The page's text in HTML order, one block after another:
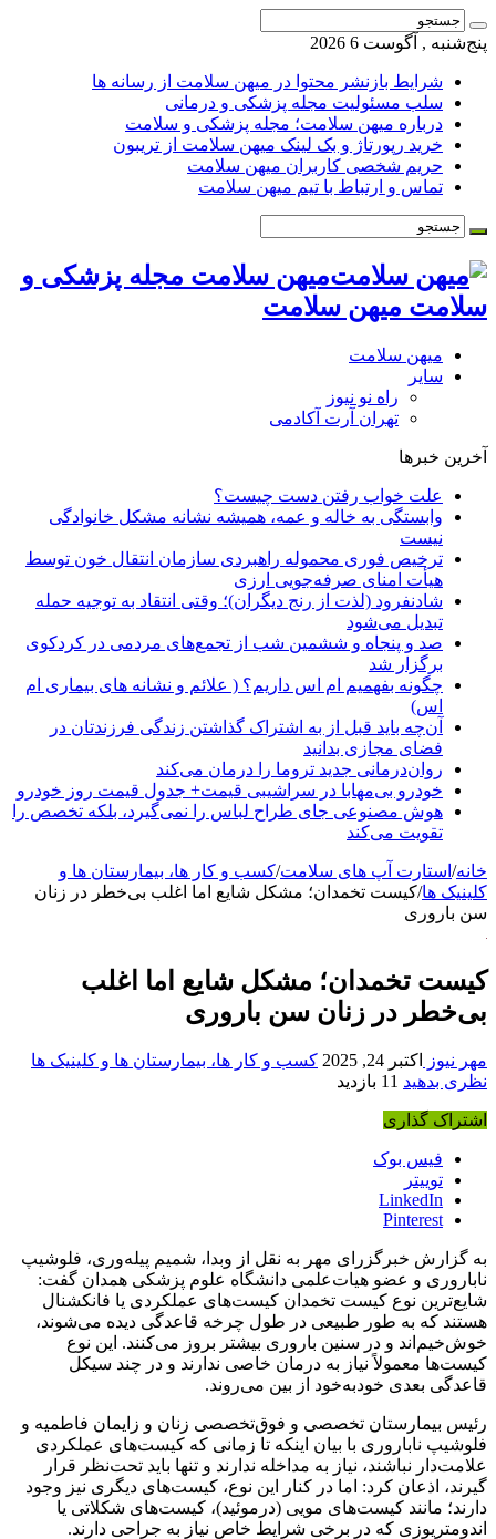
پنج‌شنبه , آگوست 6 2026
شرایط بازنشر محتوا در میهن سلامت از رسانه ها
سلب مسئولیت مجله پزشکی و درمانی
درباره میهن سلامت؛ مجله پزشکی و سلامت
خرید رپورتاژ و بک لینک میهن سلامت از تریبون
حریم شخصی کاربران میهن سلامت
تماس و ارتباط با تیم میهن سلامت
میهن سلامت مجله پزشکی و
سلامت میهن سلامت
میهن سلامت
سایر
راه نو نیوز
تهران آرت آکادمی
آخرین خبرها
علت خواب رفتن دست چیست؟
وابستگی به خاله و عمه، همیشه نشانه مشکل خانوادگی
نیست
ترخیص فوری محموله راهبردی سازمان انتقال خون توسط
هیأت امنای صرفه‌جویی ارزی
شادنفرود (لذت از رنج دیگران)؛ وقتی انتقاد به توجیه حمله
تبدیل می‌شود
صد و پنجاه‌ و ششمین شب از تجمع‌های مردمی در کردکوی
برگزار شد
چگونه بفهمیم ام اس داریم؟ ( علائم و نشانه های بیماری ام
اس)
آن‌چه باید قبل از به اشتراک گذاشتن زندگی فرزندتان در
فضای مجازی بدانید
روان‌درمانی جدید تروما را درمان می‌کند
خودرو بی‌مهابا در سراشیبی قیمت+ جدول قیمت روز خودرو
هوش مصنوعی جای طراح لباس را نمی‌گیرد، بلکه تخصص را
تقویت می‌کند
خانه/ استارت آپ های سلامت/کسب و کار ها، بیمارستان ها و
کلینیک ها/کیست تخمدان؛ مشکل شایع اما اغلب بی‌خطر در زنان
سن باروری
کیست تخمدان؛ مشکل شایع اما اغلب
بی‌خطر در زنان سن باروری
مهر نیوز اکتبر 24, 2025
کسب و کار ها، بیمارستان ها و کلینیک ها
نظری بدهید 11 بازدید
اشتراک گذاری
فیس بوک
توییتر
LinkedIn
Pinterest
به گزارش خبرگزرای مهر به نقل از وبدا، شمیم پیله‌وری، فلوشیپ
ناباروری و عضو هیات‌علمی دانشگاه علوم پزشکی همدان گفت:
شایع‌ترین نوع کیست تخمدان کیست‌های عملکردی یا فانکشنال
هستند که به طور طبیعی در طول چرخه قاعدگی دیده می‌شوند،
خوش‌خیم‌اند و در سنین باروری بیشتر بروز می‌کنند. این نوع
کیست‌ها معمولاً نیاز به درمان خاصی ندارند و در چند سیکل
قاعدگی بعدی خودبه‌خود از بین می‌روند.
رئیس بیمارستان تخصصی و فوق‌تخصصی زنان و زایمان فاطمیه و
فلوشیپ ناباروری با بیان اینکه تا زمانی که کیست‌های عملکردی
علامت‌دار نباشند، نیاز به مداخله ندارند و تنها باید تحت‌نظر قرار
گیرند، اذعان کرد: اما در کنار این نوع، کیست‌های دیگری نیز وجود
دارند؛ مانند کیست‌های مویی (درموئید)، کیست‌های شکلاتی یا
اندومتریوزی که در برخی شرایط خاص نیاز به جراحی دارند.